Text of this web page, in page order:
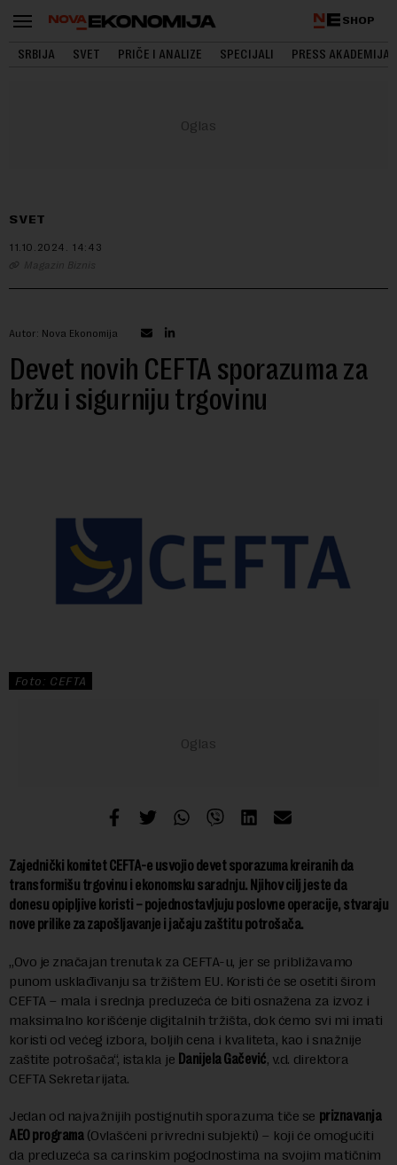
SHOP
SRBIJA SVET PRIČE I ANALIZE SPECIJALI PRESS AKADEMIJA
SVET
11.10.2024. 14:43
Magazin Biznis
Autor: Nova Ekonomija
Devet novih CEFTA sporazuma za
bržu i sigurniju trgovinu
Foto: CEFTA
Zajednički komitet CEFTA-e usvojio devet sporazuma kreiranih da
transformišu trgovinu i ekonomsku saradnju. Njihov cilj jeste da
donesu opipljive koristi – pojednostavljuju poslovne operacije, stvaraju
nove prilike za zapošljavanje i jačaju zaštitu potrošača.
„Ovo je značajan trenutak za CEFTA-u, jer se približavamo
punom usklađivanju sa tržištem EU. Koristi će se osetiti širom
CEFTA – mala i srednja preduzeća će biti osnažena za izvoz i
maksimalno korišćenje digitalnih tržišta, dok ćemo svi mi imati
koristi od većeg izbora, boljih cena i kvaliteta, kao i snažnije
zaštite potrošača“, istakla je Danijela Gačević, v.d. direktora
CEFTA Sekretarijata.
Jedan od najvažnijih postignutih sporazuma tiče se priznavanja
AEO programa(Ovlašćeni privredni subjekti) – koji će omogućiti
da preduzeća sa carinskim pogodnostima na svojim matičnim